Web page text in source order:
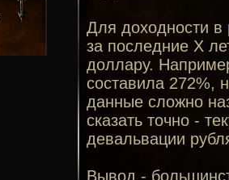
Для доходности в
за последние X
доллару.
составила 272%,
данные сложно
сказать точно -
девальвации
Вывод -